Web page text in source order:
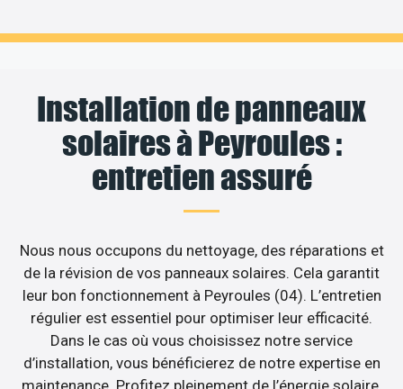
Installation de panneaux
solaires à Peyroules :
entretien assuré
Nous nous occupons du nettoyage, des réparations et
de la révision de vos panneaux solaires. Cela garantit
leur bon fonctionnement à Peyroules (04). L’entretien
régulier est essentiel pour optimiser leur efficacité.
Dans le cas où vous choisissez notre service
d’installation, vous bénéficierez de notre expertise en